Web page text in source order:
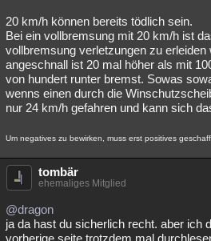
20 km/h können bereits tödlich sein.
Bei ein vollbremsung mit 20 km/h ist
vollbremsung verletzungen zu erleiden
angeschnall ist 20 mal höher als mit
von hundert runter bremst. Sowas
wenns einen durch die
nur 24 km/h gefahren und kann sich
Um negatives zu bewirken, muss erst positives
tombär
ehemaliges Mitglied
@dragon
ja da hast du sicherlich recht. aber ich
vorherige seite trotzdem mal